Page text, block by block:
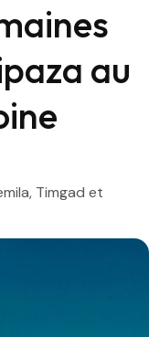
au
Timgad et